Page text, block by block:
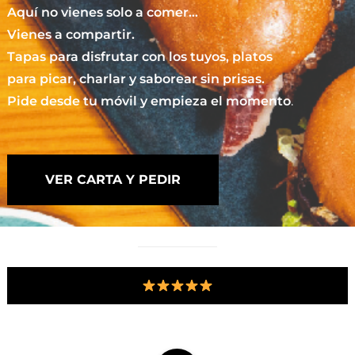
Aquí no vienes solo a comer…
Vienes a compartir.
Tapas para disfrutar con los tuyos, platos
para picar, charlar y saborear sin prisas.
Pide desde tu móvil y empieza el momento.
VER CARTA Y PEDIR